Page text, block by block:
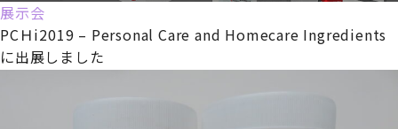
展示会
PCＨi2019 – Personal Care and Homecare Ingredients
に出展しました